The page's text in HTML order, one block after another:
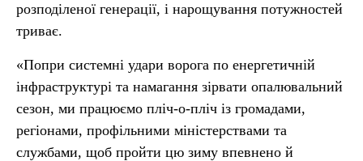
розподіленої генерації, і нарощування потужностей
триває.
«Попри системні удари ворога по енергетичній
інфраструктурі та намагання зірвати опалювальний
сезон, ми працюємо пліч-о-пліч із громадами,
регіонами, профільними міністерствами та
службами, щоб пройти цю зиму впевнено й